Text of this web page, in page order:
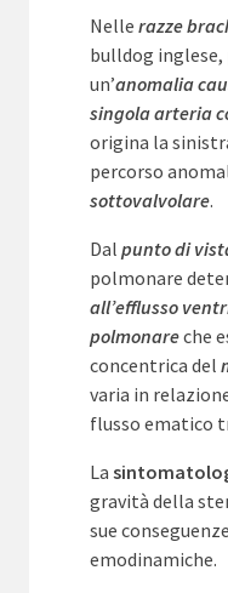
Nelle razze
bulldog inglese,
un’anomalia
singola arteria
origina la
percorso
sottovalvolare.
Dal punto di
polmonare
all’efflusso
polmonareche
concentrica del
varia in
flusso ematico
La
gravità della
sue
emodinamiche.